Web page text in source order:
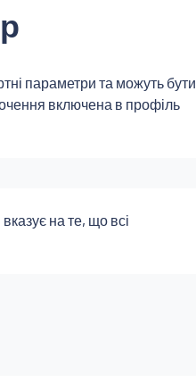
параметри та можуть бути
включена в профіль
на те, що всі